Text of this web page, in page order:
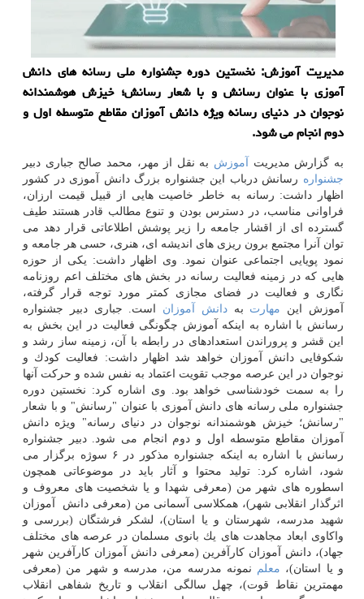
مدیریت آموزش: نخستین دوره جشنواره ملی رسانه های دانش
آموزی با عنوان رسانش و با شعار رسانش؛ خیزش هوشمندانه
نوجوان در دنیای رسانه ویژه دانش آموزان مقاطع متوسطه اول و
دوم انجام می شود.
به گزارش مدیریت آموزش به نقل از مهر، محمد صالح جباری دبیر
جشنواره رسانش درباب این جشنواره بزرگ دانش آموزی در كشور
اظهار داشت: رسانه به خاطر خاصیت هایی از قبیل قیمت ارزان،
فراوانی مناسب، در دسترس بودن و تنوع مطالب قادر هستند طیف
گسترده ای از اقشار جامعه را زیر پوشش اطلاعاتی قرار دهد می
توان آنرا مجتمع برون ریزی های اندیشه ای، هنری، حسی هر جامعه و
نمود پویایی اجتماعی عنوان نمود. وی اظهار داشت: یكی از حوزه
هایی كه در زمینه فعالیت رسانه در بخش های مختلف اعم روزنامه
نگاری و فعالیت در فضای مجازی كمتر مورد توجه قرار گرفته،
آموزش این مهارت بهدانش آموزان است. جباری دبیر جشنواره
رسانش با اشاره به اینكه آموزش چگونگی فعالیت در این بخش به
این قشر و پروراندن استعدادهای در رابطه با آن، زمینه ساز رشد و
شكوفایی دانش آموزان خواهد شد اظهار داشت: فعالیت كودك و
نوجوان در این عرصه موجب تقویت اعتماد به نفس شده و حركت آنها
را به سمت خودشناسی خواهد بود. وی اشاره كرد: نخستین دوره
جشنواره ملی رسانه های دانش آموزی با عنوان "رسانش" و با شعار
"رسانش؛ خیزش هوشمندانه نوجوان در دنیای رسانه" ویژه دانش
آموزان مقاطع متوسطه اول و دوم انجام می شود. دبیر جشنواره
رسانش با اشاره به اینكه جشنواره مذكور در ۶ سوژه برگزار می
شود، اشاره كرد: تولید محتوا و آثار باید در موضوعاتی همچون
اسطوره های شهر من (معرفی شهدا و یا شخصیت های معروف و
اثرگذار انقلابی شهر)، همكلاسی آسمانی من (معرفی دانش ‎ آموزان
شهید مدرسه، شهرستان و یا استان)، لشكر فرشتگان (بررسی و
واكاوی ابعاد مجاهدت های یك بانوی مسلمان در عرصه های مختلف
جهاد)، دانش آموزان كارآفرین (معرفی دانش آموزان كارآفرین شهر
و یا استان)، معلم نمونه مدرسه من، مدرسه و شهر من (معرفی
مهمترین نقاط قوت)، چهل سالگی انقلاب و تاریخ شفاهی انقلاب